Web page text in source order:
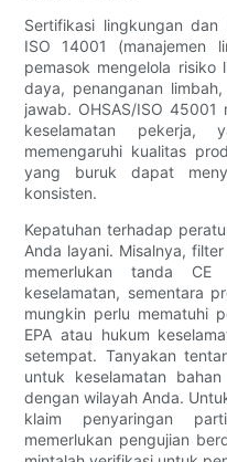
Sertifikasi lingkungan
ISO 14001 (manajemen
pemasok mengelola
daya, penanganan
jawab. OHSAS/ISO 45001
keselamatan pekerja,
memengaruhi kualitas
yang buruk dapat
konsisten.
Kepatuhan terhadap
Anda layani. Misalnya,
memerlukan tanda
keselamatan, sementara
mungkin perlu mematuhi
EPA atau hukum
setempat. Tanyakan
untuk keselamatan
dengan wilayah Anda.
klaim penyaringan
memerlukan pengujian